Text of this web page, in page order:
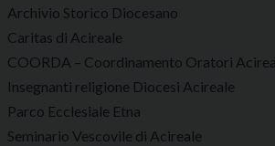
Archivio Storico Diocesano
Caritas di Acireale
COORDA – Coordinamento Oratori
Insegnanti religione Diocesi Acireale
Parco Ecclesiale Etna
Seminario Vescovile di Acireale